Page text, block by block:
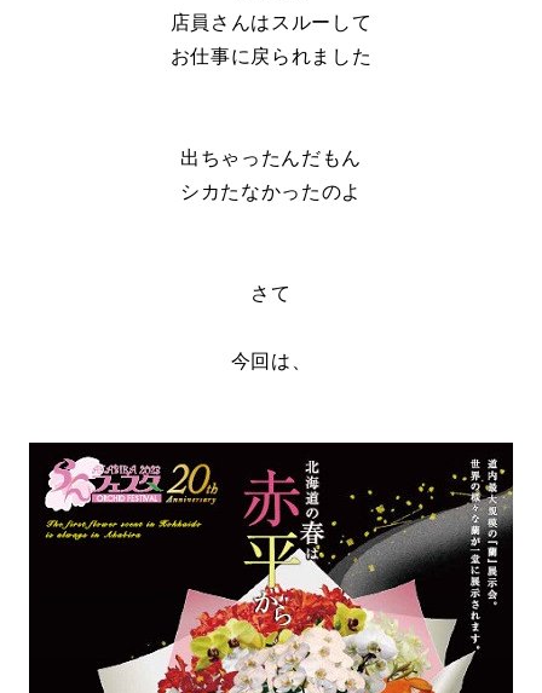
店員さんはスルーして
お仕事に戻られました
出ちゃったんだもん
シカたなかったのよ
さて
今回は、